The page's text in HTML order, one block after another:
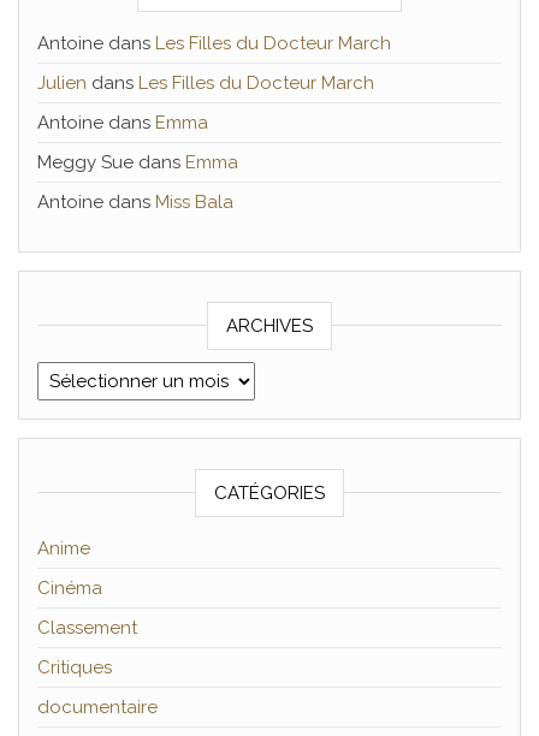
Antoine dans Les Filles du Docteur March
Julien dans Les Filles du Docteur March
Antoine dans Emma
Meggy Sue dans Emma
Antoine dans Miss Bala
ARCHIVES
Archives
CATÉGORIES
Anime
Cinéma
Classement
Critiques
documentaire